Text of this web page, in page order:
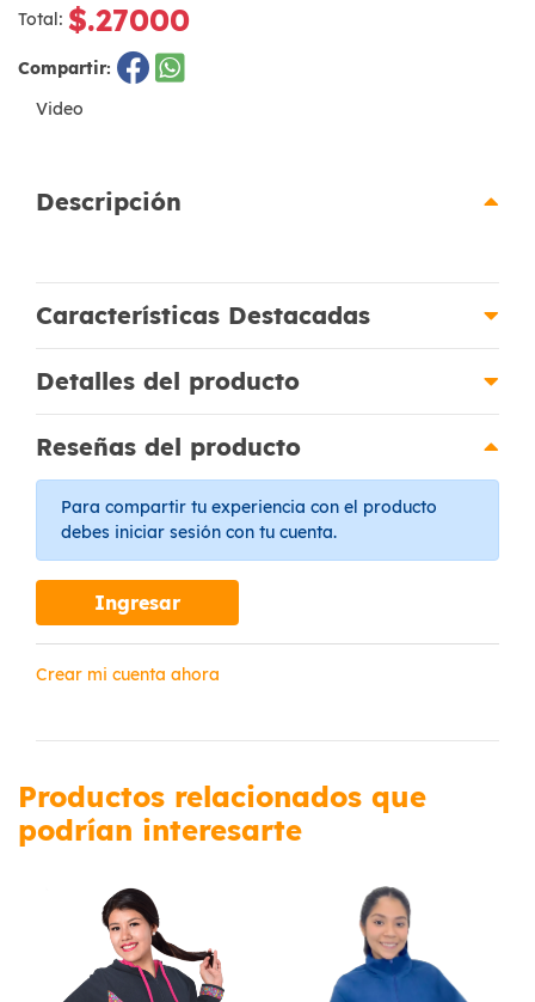
Total: $.27000
Compartir:
Video
Descripción
Características Destacadas
Detalles del producto
Reseñas del producto
Para compartir tu experiencia con el producto
debes iniciar sesión con tu cuenta.
Ingresar
Crear mi cuenta ahora
Productos relacionados que
podrían interesarte